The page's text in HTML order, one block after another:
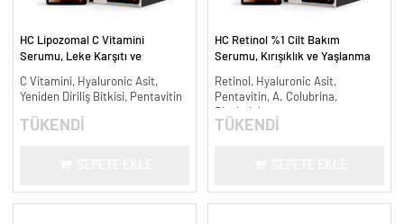
HC Lipozomal C Vitamini
Serumu, Leke Karşıtı ve
C Vitamini, Hyaluronic Asit,
Yeniden Diriliş Bitkisi, Pentavitin
TÜKENDİ
HC Retinol %1 Cilt Bakım
Serumu, Kırışıklık ve Yaşlanma
Retinol, Hyaluronic Asit,
Pentavitin, A. Colubrina,
Bisabolol
TÜKENDİ